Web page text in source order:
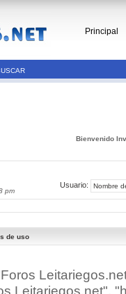
Principal
Bienvenido
pm
Usuario:
de uso
Leitariegos.net",